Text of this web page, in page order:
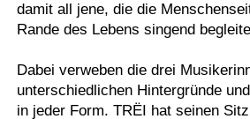
damit all jene, die die
Rande des Lebens singend
Dabei verweben die drei
unterschiedlichen Hintergründe
in jeder Form. TRËI hat seinen